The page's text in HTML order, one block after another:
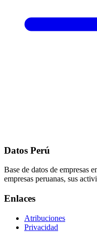
Datos Perú
Base de datos de empresas
empresas peruanas, sus
Enlaces
Atribuciones
Privacidad